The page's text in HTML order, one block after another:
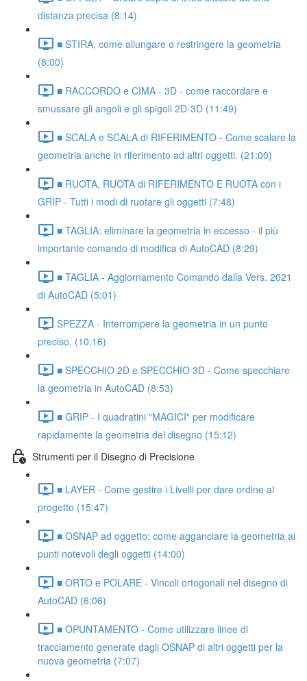
distanza precisa (8:14)
■ STIRA, come allungare o restringere la geometria
(8:00)
■ RACCORDO e CIMA - 3D - come raccordare e
smussare gli angoli e gli spigoli 2D-3D (11:49)
■ SCALA e SCALA di RIFERIMENTO - Come scalare la
geometria anche in riferimento ad altri oggetti. (21:00)
■ RUOTA, RUOTA di RIFERIMENTO E RUOTA con i
GRIP - Tutti i modi di ruotare gli oggetti (7:48)
■ TAGLIA: eliminare la geometria in eccesso - il più
importante comando di modifica di AutoCAD (8:29)
■ TAGLIA - Aggiornamento Comando dalla Vers. 2021
di AutoCAD (5:01)
SPEZZA - Interrompere la geometria in un punto
preciso. (10:16)
■ SPECCHIO 2D e SPECCHIO 3D - Come specchiare
la geometria in AutoCAD (8:53)
■ GRIP - I quadratini "MAGICI" per modificare
rapidamente la geometria del disegno (15:12)
Strumenti per il Disegno di Precisione
■ LAYER - Come gestire i Livelli per dare ordine al
progetto (15:47)
■ OSNAP ad oggetto: come agganciare la geometria ai
punti notevoli degli oggetti (14:00)
■ ORTO e POLARE - Vincoli ortogonali nel disegno di
AutoCAD (6:06)
■ OPUNTAMENTO - Come utilizzare linee di
tracciamento generate dagli OSNAP di altri oggetti per la
nuova geometria (7:07)